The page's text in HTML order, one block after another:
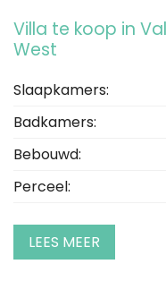
Villa te koop in
West
Slaapkamers:
Badkamers:
Bebouwd:
Perceel:
LEES MEER